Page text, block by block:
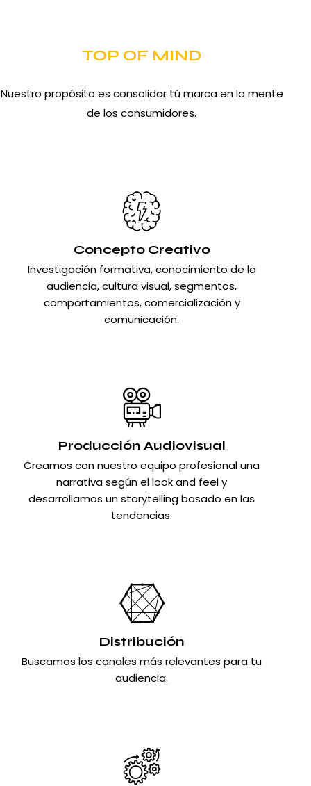
TOP OF MIND
Nuestro propósito es consolidar tú marca en la mente
de los consumidores.
Concepto Creativo
Investigación formativa, conocimiento de la
audiencia, cultura visual, segmentos,
comportamientos, comercialización y
comunicación.
Producción Audiovisual
Creamos con nuestro equipo profesional una
narrativa según el look and feel y
desarrollamos un storytelling basado en las
tendencias.
Distribución
Buscamos los canales más relevantes para tu
audiencia.